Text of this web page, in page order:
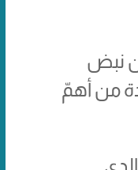
نبض
من أهمّ